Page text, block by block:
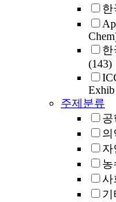
한
한
(143)
Exhib
주제분류
공
의
자
농
사
기